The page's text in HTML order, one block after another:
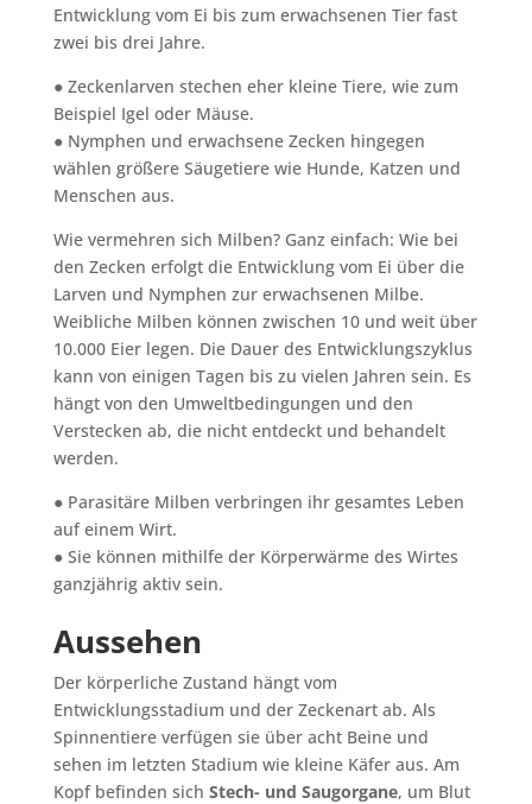
Entwicklung vom Ei bis zum erwachsenen Tier fast
zwei bis drei Jahre.
● Zeckenlarven stechen eher kleine Tiere, wie zum
Beispiel Igel oder Mäuse.
● Nymphen und erwachsene Zecken hingegen
wählen größere Säugetiere wie Hunde, Katzen und
Menschen aus.
Wie vermehren sich Milben? Ganz einfach: Wie bei
den Zecken erfolgt die Entwicklung vom Ei über die
Larven und Nymphen zur erwachsenen Milbe.
Weibliche Milben können zwischen 10 und weit über
10.000 Eier legen. Die Dauer des Entwicklungszyklus
kann von einigen Tagen bis zu vielen Jahren sein. Es
hängt von den Umweltbedingungen und den
Verstecken ab, die nicht entdeckt und behandelt
werden.
● Parasitäre Milben verbringen ihr gesamtes Leben
auf einem Wirt.
● Sie können mithilfe der Körperwärme des Wirtes
ganzjährig aktiv sein.
Aussehen
Der körperliche Zustand hängt vom
Entwicklungsstadium und der Zeckenart ab. Als
Spinnentiere verfügen sie über acht Beine und
sehen im letzten Stadium wie kleine Käfer aus. Am
Kopf befinden sich Stech- und Saugorgane, um Blut